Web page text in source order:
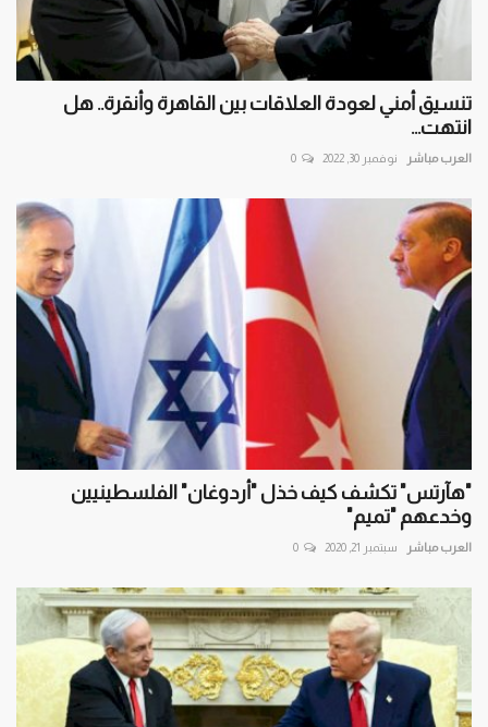
تنسيق أمني لعودة العلاقات بين القاهرة وأنقرة.. هل
انتهت...
العرب مباشر نوفمبر 30, 2022 0
"هآرتس" تكشف كيف خذل "أردوغان" الفلسطينيين
وخدعهم "تميم"
العرب مباشر سبتمبر 21, 2020 0